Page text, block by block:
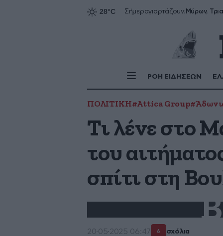
Σήμεραγιορτάζουν:
ΡΟΗ ΕΙΔΗΣΕΩΝ
ΠΟΛΙΤΙΚΗ#Attica Group
Τι λένε στο
του
σπίτι στη
20·05·2025 06:47 6 σχόλια